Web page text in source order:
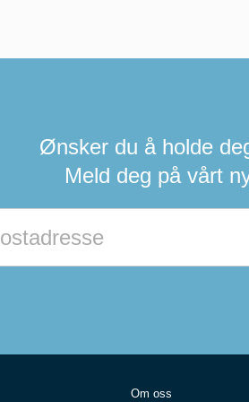
Ønsker du å holde
Meld deg på vårt
Om oss